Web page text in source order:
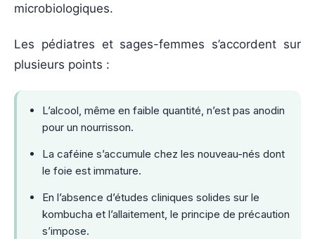
microbiologiques.
Les pédiatres et sages-femmes s’accordent sur
plusieurs points :
L’alcool, même en faible quantité, n’est pas anodin
pour un nourrisson.
La caféine s’accumule chez les nouveau-nés dont
le foie est immature.
En l’absence d’études cliniques solides sur le
kombucha et l’allaitement, le principe de précaution
s’impose.